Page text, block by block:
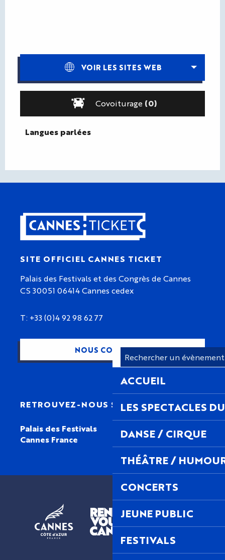
ACCUEIL
LES SPECTACLES
DANSE / CIRQUE
THÉÂTRE /
CONCERTS
JEUNE PUBLIC
FESTIVALS
VOIR LES SITES WEB
Covoiturage (0)
Langues parlées
Langues parlées
SITE OFFICIEL CANNES TICKET
Palais des Festivals et des Congrès de Cannes
CS 30051 06414 Cannes cedex
T: +33 (0)4 92 98 62 77
NOUS CONTACTER
RETROUVEZ-NOUS SUR
Palais des Festivals
Cannes France